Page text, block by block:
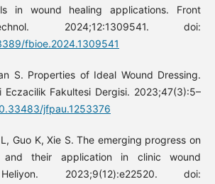
in wound healing applications. Front
2024;12:1309541. doi:
fbioe.2024.1309541
S. Properties of Ideal Wound Dressing.
Eczacilik Fakultesi Dergisi. 2023;47(3):5–
jfpau.1253376
Guo K, Xie S. The emerging progress on
and their application in clinic wound
2023;9(12):e22520. doi: